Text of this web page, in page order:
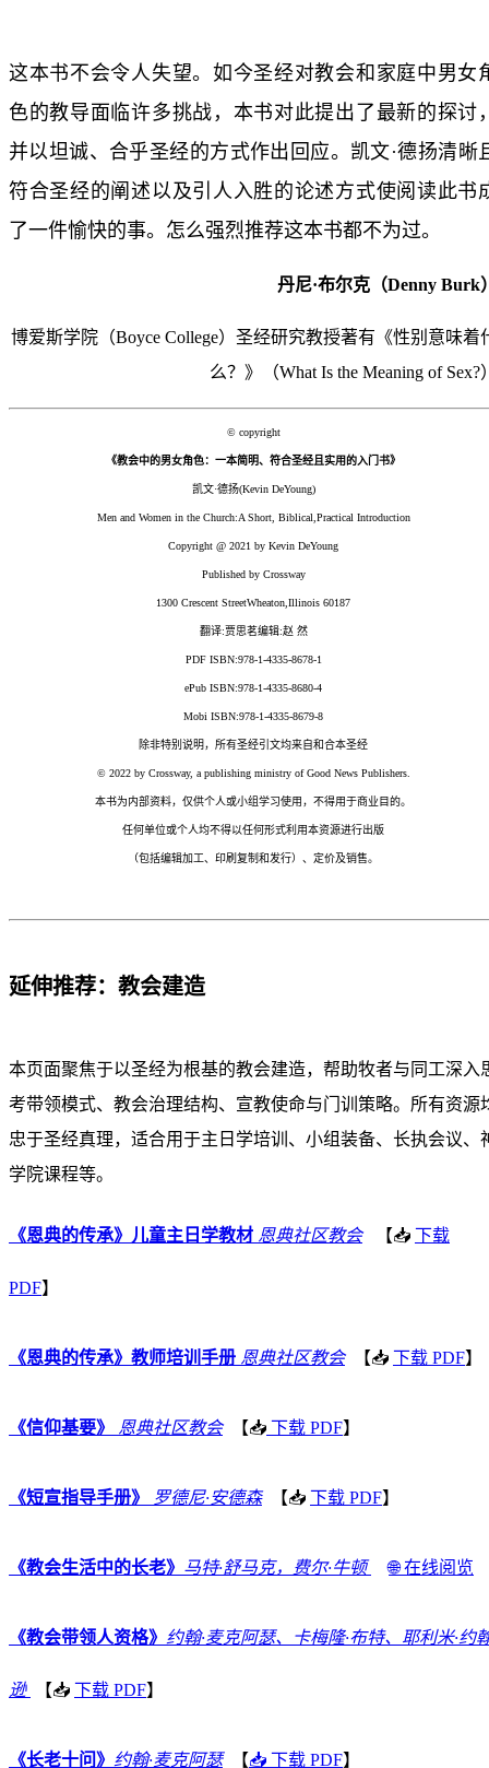
这本书不会令人失望。如今圣经对教会和家庭中男女
色的教导面临许多挑战，本书对此提出了最新的探讨
并以坦诚、合乎圣经的方式作出回应。凯文·德扬清晰
符合圣经的阐述以及引人入胜的论述方式使阅读此书
了一件愉快的事。怎么强烈推荐这本书都不为过。
丹尼·布尔克（Denny Burk
博爱斯学院（Boyce College）圣经研究教授著有《性别意味着
么？》（What Is the Meaning of Sex?
© copyright
《教会中的男女角色：一本简明、符合圣经且实用的入门书》
凯文·德扬(Kevin DeYoung)
Men and Women in the Church:A Short, Biblical,Practical Introduction
Copyright @ 2021 by Kevin DeYoung
Published by Crossway
1300 Crescent StreetWheaton,Illinois 60187
翻译:贾思茗编辑:赵 然
PDF ISBN:978-1-4335-8678-1
ePub ISBN:978-1-4335-8680-4
Mobi ISBN:978-1-4335-8679-8
除非特别说明，所有圣经引文均来自和合本圣经
© 2022 by Crossway, a publishing ministry of Good News Publishers.
本书为内部资料，仅供个人或小组学习使用，不得用于商业目的。
任何单位或个人均不得以任何形式利用本资源进行出版
（包括编辑加工、印刷复制和发行）、定价及销售。
延伸推荐：教会建造
本页面聚焦于以圣经为根基的教会建造，帮助牧者与同工深入
考带领模式、教会治理结构、宣教使命与门训策略。所有资源
忠于圣经真理，适合用于主日学培训、小组装备、长执会议、
学院课程等。
《恩典的传承》儿童主日学教材 恩典社区教会【📥 下载
PDF】
《恩典的传承》教师培训手册 恩典社区教会【📥 下载 PDF】
《信仰基要》 恩典社区教会【📥 下载 PDF】
《短宣指导手册》 罗德尼·安德森【📥 下载 PDF】
《教会生活中的长老》 马特·舒马克，费尔·牛顿 🌐 在线阅览
《教会带领人资格》 约翰·麦克阿瑟、卡梅隆·布特、耶利米·约
逊 【📥 下载 PDF】
《长老十问》 约翰·麦克阿瑟【📥 下载 PDF】